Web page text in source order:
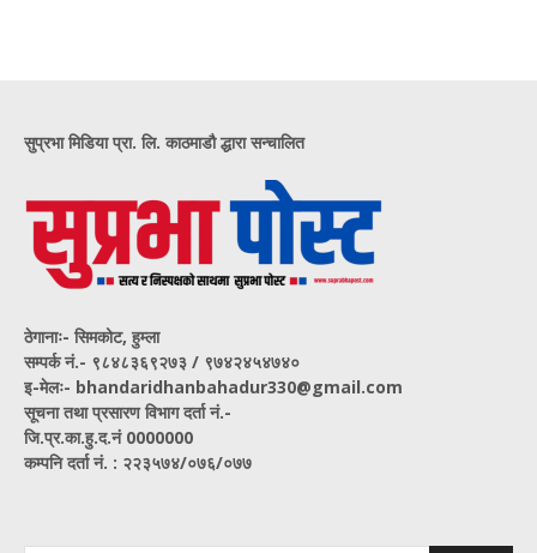
सुप्रभा मिडिया प्रा. लि. काठमाडौ द्धारा सन्चालित
ठेगानाः- सिमकोट, हुम्ला
सम्पर्क नं‍.- ९८४८३६९२७३ / ९७४२४५४७४०
इ-मेलः- bhandaridhanbahadur330@gmail.com
सूचना तथा प्रसारण विभाग दर्ता नं.-
जि.प्र.का.हु.द.नं 0000000
कम्पनि दर्ता नं. : २२३५७४/०७६/०७७